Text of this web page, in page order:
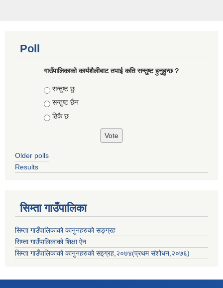
Poll
गाउँपालिकाको कार्यशैलीबाट तपाई कति सन्तुष्ट हुनुहुन्छ ?
Choices
सन्तुष्ट छु
सन्तुष्ट छैन
ठिकै छ
Older polls
Results
सिम्ता गाउँपालिका
सिम्ता गाउँपालिकाको कानुनहरुको सङ्ग्रह
सिम्ता गाउँपालिकाको शिक्षा ऐन
सिम्ता गाउँपालिकाको कानुनहरुको सइग्रह,२०७४(प्रथम संशोधन,२०७६)